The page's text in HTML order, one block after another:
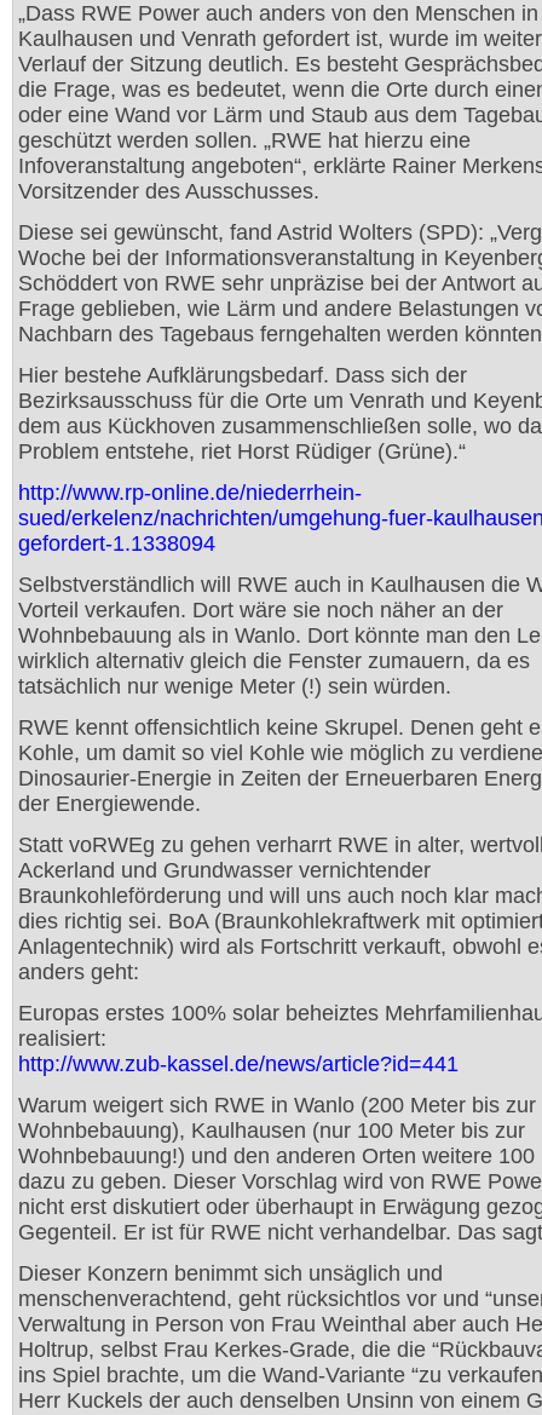
„Dass RWE Power auch anders von den Menschen in
Kaulhausen und Venrath gefordert ist, wurde im
Verlauf der Sitzung deutlich. Es besteht
die Frage, was es bedeutet, wenn die Orte durch
oder eine Wand vor Lärm und Staub aus dem
geschützt werden sollen. „RWE hat hierzu eine
Infoveranstaltung angeboten“, erklärte Rainer
Vorsitzender des Ausschusses.
Diese sei gewünscht, fand Astrid Wolters (SPD):
Woche bei der Informationsveranstaltung in
Schöddert von RWE sehr unpräzise bei der Antwort
Frage geblieben, wie Lärm und andere Belastungen
Nachbarn des Tagebaus ferngehalten werden
Hier bestehe Aufklärungsbedarf. Dass sich der
Bezirksausschuss für die Orte um Venrath und
dem aus Kückhoven zusammenschließen solle, wo
Problem entstehe, riet Horst Rüdiger (Grüne).“
http://www.rp-online.de/niederrhein-
sued/erkelenz/nachrichten/umgehung-fuer-
gefordert-1.1338094
Selbstverständlich will RWE auch in Kaulhausen die
Vorteil verkaufen. Dort wäre sie noch näher an der
Wohnbebauung als in Wanlo. Dort könnte man den
wirklich alternativ gleich die Fenster zumauern, da es
tatsächlich nur wenige Meter (!) sein würden.
RWE kennt offensichtlich keine Skrupel. Denen geht
Kohle, um damit so viel Kohle wie möglich zu
Dinosaurier-Energie in Zeiten der Erneuerbaren
der Energiewende.
Statt voRWEg zu gehen verharrt RWE in alter,
Ackerland und Grundwasser vernichtender
Braunkohleförderung und will uns auch noch klar
dies richtig sei. BoA (Braunkohlekraftwerk mit
Anlagentechnik) wird als Fortschritt verkauft, obwohl
anders geht:
Europas erstes 100% solar beheiztes
realisiert:
http://www.zub-kassel.de/news/article?id=441
Warum weigert sich RWE in Wanlo (200 Meter bis zur
Wohnbebauung), Kaulhausen (nur 100 Meter bis zur
Wohnbebauung!) und den anderen Orten weitere 100
dazu zu geben. Dieser Vorschlag wird von RWE
nicht erst diskutiert oder überhaupt in Erwägung
Gegenteil. Er ist für RWE nicht verhandelbar. Das
Dieser Konzern benimmt sich unsäglich und
menschenverachtend, geht rücksichtlos vor und
Verwaltung in Person von Frau Weinthal aber auch
Holtrup, selbst Frau Kerkes-Grade, die die
ins Spiel brachte, um die Wand-Variante “zu
Herr Kuckels der auch denselben Unsinn von einem